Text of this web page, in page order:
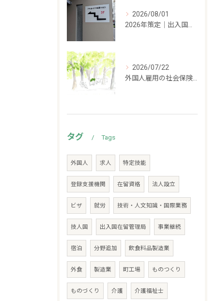
2026/08/01
2026年策定｜出入国管理の新しい方針をざっくり解説します
2026/07/22
外国人雇用の社会保険加入義務｜留学生・家族滞在・永住者別に解説
タグ Tags
外国人 求人 特定技能
登録支援機関 在留資格 法人設立
ビザ 就労 技術・人文知識・国際業務
技人国 出入国在留管理局 事業継続
宿泊 分野追加 飲食料品製造業
外食 製造業 町工場 ものつくり
ものづくり 介護 介護福祉士